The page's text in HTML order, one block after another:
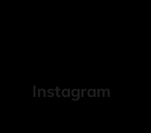
Instagram